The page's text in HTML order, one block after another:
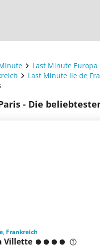
Last Minute Europa
Last Minute Ile de
- Die
Frankreich
Villette